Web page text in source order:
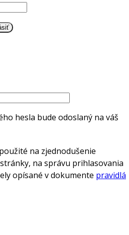
hesla bude odoslaný na váš
na zjednodušenie
na správu prihlasovania
opísané v dokumente pravidlá